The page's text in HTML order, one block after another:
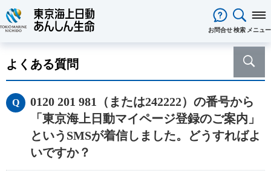
お問合せ検索 メニュー
保険商品から選ぶ
心配ごとから選ぶ
保険の基礎知識
インターネットでご加入いただけ
る保険商品
法人向け保険商品
ご相談・ご契約の流れ
資料請求
医療保険
メディカルＫｉｔ ＮＥＯ
メディカルＫｉｔ Ｒ
あんしん治療サポート保険
あんしん治療サポート保険R
メディカルＫｉｔエール
ご契約者様
ご契約者様TOPへ
東京海上日動マイページのご案内
「ワンタイム手続き」のご案内
重要なお知らせ
サービス
法人のお客様
法人のお客様TOPへ
企業のライフステージごとに必要
な準備とは？
経営者の皆様向け商品
従業員の皆様向け商品
あんしん生命 について
あんしん生命についてTOPへ
東京海上グループについて
ライフパートナー について
よくある質問
0120 201 981（または242222）の番号から
「東京海上日動マイページ登録のご案内」
というSMSが着信しました。どうすればよ
いですか？